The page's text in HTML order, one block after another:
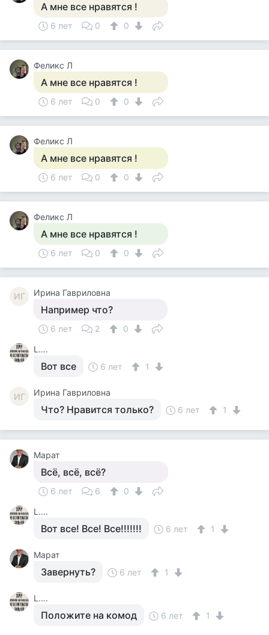
А мне все нравятся !
6 лет 0 0
Феликс Л
А мне все нравятся !
6 лет 0 0
Феликс Л
А мне все нравятся !
6 лет 0 0
Феликс Л
А мне все нравятся !
6 лет 0 0
ИГ Ирина Гавриловна
Например что?
6 лет 2
0
L….
Вот все 6 лет 1
ИГ Ирина Гавриловна
Что? Нравится только? 6 лет 1
Марат
Всё, всё, всё?
6 лет 6
0
L….
Вот все! Все! Все!!!!!!! 6 лет 1
Марат
Завернуть? 6 лет 1
L….
Положите на комод 6 лет 1